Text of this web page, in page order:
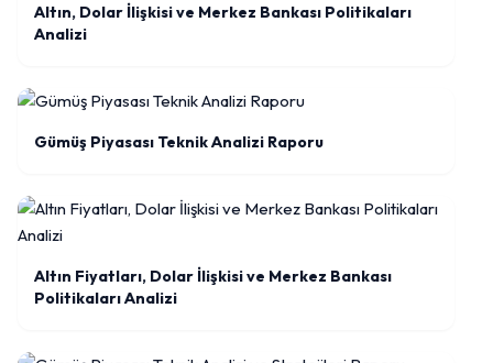
Altın, Dolar İlişkisi ve Merkez Bankası Politikaları
Analizi
Gümüş Piyasası Teknik Analizi Raporu
Altın Fiyatları, Dolar İlişkisi ve Merkez Bankası
Politikaları Analizi